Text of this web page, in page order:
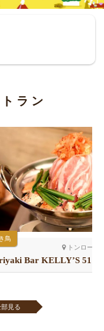
ラン
トンロー
鳥
Bar KELLY’S 51
店
見る